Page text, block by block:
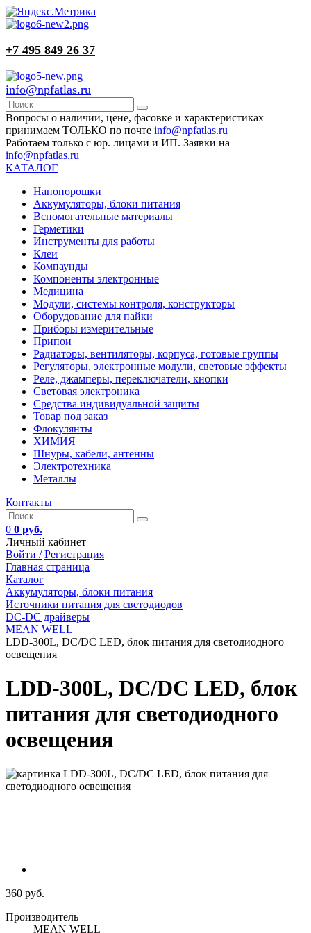
+7 495 849 26 37
info@npfatlas.ru
Вопросы о наличии, цене, фасовке и характеристиках
принимаем ТОЛЬКО по почте info@npfatlas.ru
Работаем только с юр. лицами и ИП. Заявки на
info@npfatlas.ru
КАТАЛОГ
Нанопорошки
Аккумуляторы, блоки питания
Вспомогательные материалы
Герметики
Инструменты для работы
Клеи
Компаунды
Компоненты электронные
Медицина
Модули, системы контроля, конструкторы
Оборудование для пайки
Приборы измерительные
Припои
Радиаторы, вентиляторы, корпуса, готовые группы
Регуляторы, электронные модули, световые эффекты
Реле, джамперы, переключатели, кнопки
Световая электроника
Средства индивидуальной защиты
Товар под заказ
Флокулянты
ХИМИЯ
Шнуры, кабели, антенны
Электротехника
Металлы
Контакты
0 0 руб.
Личный кабинет
Войти / Регистрация
Главная страница
Каталог
Аккумуляторы, блоки питания
Источники питания для светодиодов
DC-DC драйверы
MEAN WELL
LDD-300L, DC/DC LED, блок питания для светодиодного
освещения
LDD-300L, DC/DC LED, блок
питания для светодиодного
освещения
360 руб.
Производитель
MEAN WELL